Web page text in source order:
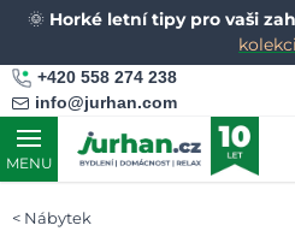
🌞 Horké letní tipy pro vaši
+420 558 274 238
info@jurhan.com
MENU
Nábytek